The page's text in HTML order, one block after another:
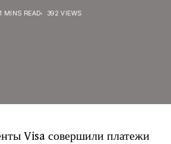
1 MINS READ 392 VIEWS
Visa совершили платежи